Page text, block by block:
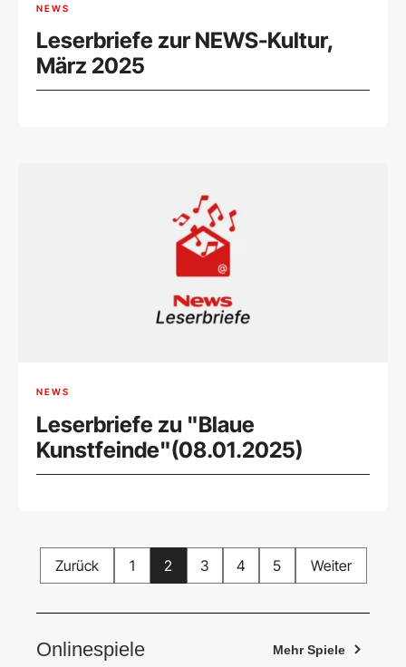
NEWS
Leserbriefe zur NEWS-Kultur,
März 2025
NEWS
Leserbriefe zu "Blaue
Kunstfeinde"(08.01.2025)
Zurück 1 2 3 4 5 Weiter
Onlinespiele Mehr Spiele